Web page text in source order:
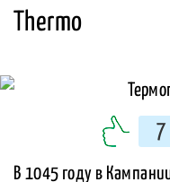
Thermo
7
В 1045 году в